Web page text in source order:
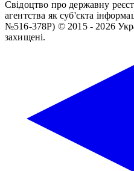
Свідоцтво про державну
агентства як суб'єкта
№516-378Р) © 2015 - 2026
захищені.